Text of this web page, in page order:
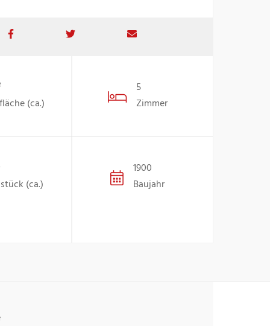
(ca.)
5
Zimmer
(ca.)
1900
Baujahr